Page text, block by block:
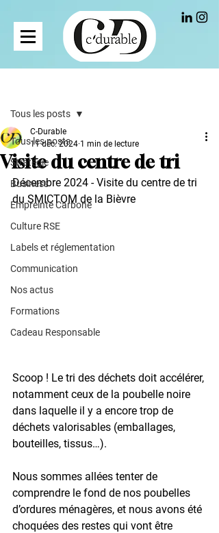
Tous les posts
Stratégie
Business
Empreinte Carbone
Culture RSE
Labels et réglementation
Communication
Nos actus
Formations
Cadeau Responsable
Tous les posts
Visite du centre de tri
C-Durable
11 déc. 2024 1 min de lecture
Décembre 2024 - Visite du centre de tri
du SMICTOM de la Bièvre
Scoop ! Le tri des déchets doit accélérer,
notamment ceux de la poubelle noire
dans laquelle il y a encore trop de
déchets valorisables (emballages,
bouteilles, tissus…).
Nous sommes allées tenter de
comprendre le fond de nos poubelles
d’ordures ménagères, et nous avons été
choquées des restes qui vont être